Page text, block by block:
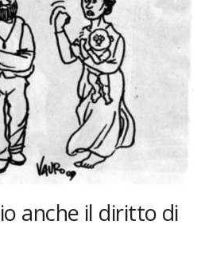
anche il diritto di